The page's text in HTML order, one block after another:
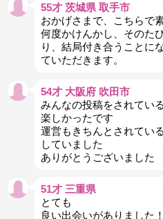
55才 茨城県 取手市
おかげさまで、こちらで
何度かけんかし、そのた
り、結局付き合うことに
ていただきます。
54才 大阪府 吹田市
みんなの投稿をされてい
楽しかったです
運営もきちんとされてい
していました
ありがとうございました
51才 三重県
とても
良い出会いがありました！